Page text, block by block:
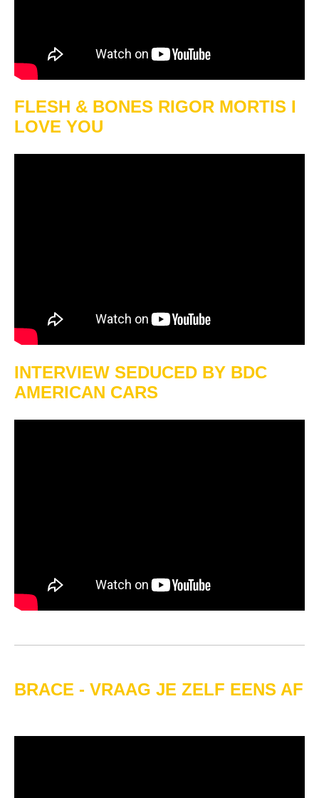
FLESH & BONES RIGOR MORTIS I
LOVE YOU
INTERVIEW SEDUCED BY BDC
AMERICAN CARS
BRACE - VRAAG JE ZELF EENS AF